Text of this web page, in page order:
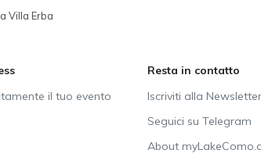
Villa Erba
il tuo evento
Resta in contatto
Iscriviti alla Newsletter
Seguici su Telegram
About